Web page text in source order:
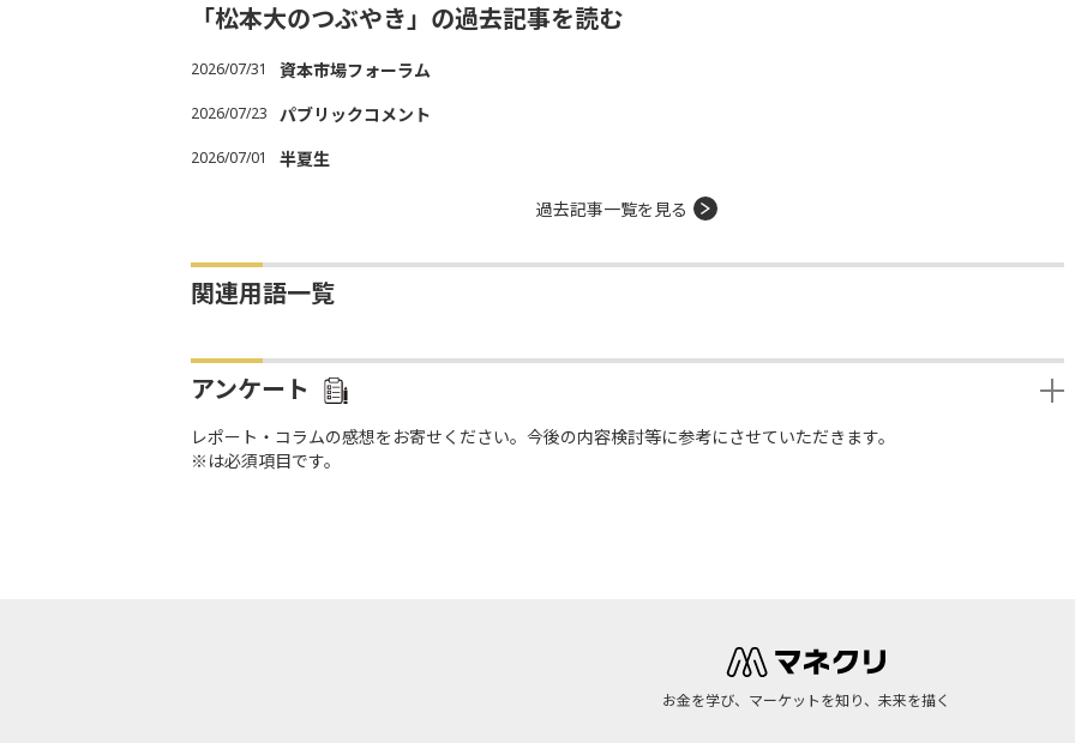
「松本大のつぶやき」の過去記事を読む
2026/07/31 資本市場フォーラム
2026/07/23 パブリックコメント
2026/07/01 半夏生
過去記事一覧を見る
関連用語一覧
アンケート
レポート・コラムの感想をお寄せください。今後の内容検討等に参考にさせていただきます。
※は必須項目です。
お金を学び、マーケットを知り、未来を描く